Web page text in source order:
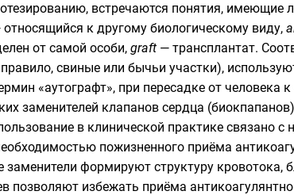
встречаются понятия, имеющие
к другому биологическому виду,
от самой особи, graft — трансплантат.
свиные или бычьи участки),
«аутографт», при пересадке от человека
заменителей клапанов сердца
в клинической практике связано с
пожизненного приёма
формируют структуру кровотока,
позволяют избежать приёма